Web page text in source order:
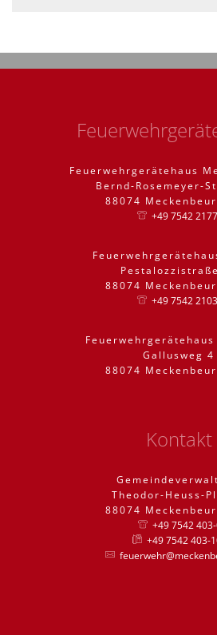
Feuerwehrgerätehaus
Bernd-Rosemeyer-
88074
+49 7542
88074
+49 7542
Feuerwehrgerätehaus
Gallusweg 4
88074
Kontakt
Theodor-Heuss-
88074
+49 7542
+49 7542 403-